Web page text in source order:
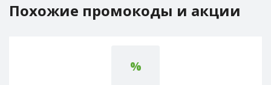
Похожие промокоды и акции
%